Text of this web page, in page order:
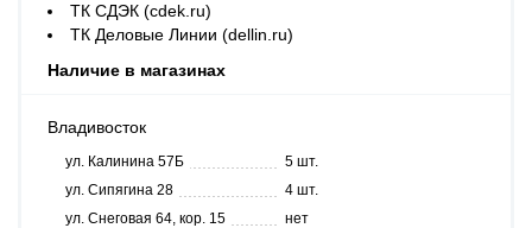
ТК СДЭК (cdek.ru)
ТК Деловые Линии (dellin.ru)
Наличие в магазинах
Владивосток
ул. Калинина 57Б
5 шт.
ул. Сипягина 28
4 шт.
ул. Снеговая 64, кор. 15
нет